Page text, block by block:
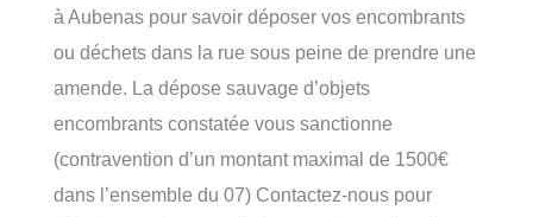
à Aubenas pour savoir déposer vos encombrants
ou déchets dans la rue sous peine de prendre une
amende. La dépose sauvage d’objets
encombrants constatée vous sanctionne
(contravention d’un montant maximal de 1500€
dans l’ensemble du 07) Contactez-nous pour